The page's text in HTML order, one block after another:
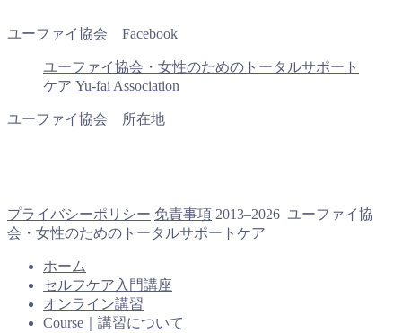
ユーファイ協会 Facebook
ユーファイ協会・女性のためのトータルサポート
ケア Yu-fai Association
ユーファイ協会 所在地
プライバシーポリシー 免責事項 2013–2026 ユーファイ協
会・女性のためのトータルサポートケア
ホーム
セルフケア入門講座
オンライン講習
Course｜講習について